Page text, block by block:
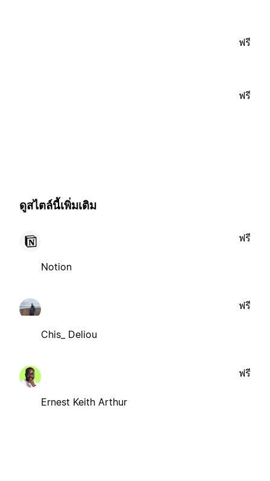
ฟรี
ฟรี
ดูสไตล์นี้เพิ่มเติม
Notion
ฟรี
Chis_ Deliou
ฟรี
Ernest Keith Arthur
ฟรี